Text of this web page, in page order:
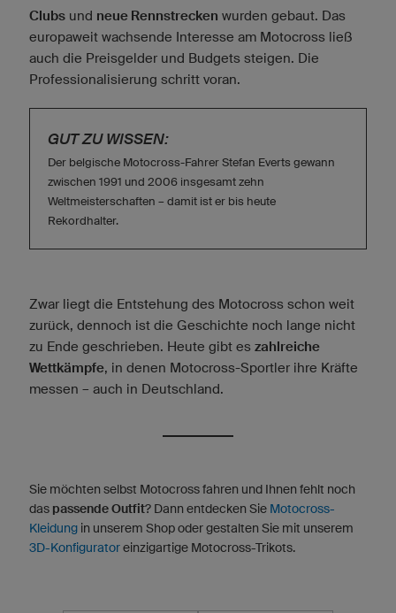
Clubs und neue Rennstrecken wurden gebaut. Das
europaweit wachsende Interesse am Motocross ließ
auch die Preisgelder und Budgets steigen. Die
Professionalisierung schritt voran.
GUT ZU WISSEN:
Der belgische Motocross-Fahrer Stefan Everts gewann
zwischen 1991 und 2006 insgesamt zehn
Weltmeisterschaften – damit ist er bis heute
Rekordhalter.
Zwar liegt die Entstehung des Motocross schon weit
zurück, dennoch ist die Geschichte noch lange nicht
zu Ende geschrieben. Heute gibt es zahlreiche
Wettkämpfe, in denen Motocross-Sportler ihre Kräfte
messen – auch in Deutschland.
Sie möchten selbst Motocross fahren und Ihnen fehlt noch
das passende Outfit? Dann entdecken Sie Motocross-
Kleidung in unserem Shop oder gestalten Sie mit unserem
3D-Konfiguratoreinzigartige Motocross-Trikots.